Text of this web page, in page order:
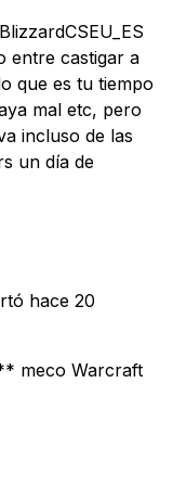
entre castigar a
que es tu tiempo
mal etc, pero
incluso de las
un día de
hace 20
meco Warcraft